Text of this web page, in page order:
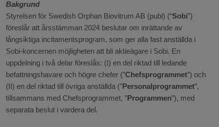
Bakgrund
Styrelsen för Swedish Orphan Biovitrum AB (publ) (“Sobi”)
föreslår att årsstämman 2024 beslutar om inrättande av
långsiktiga incitamentsprogram, som ger alla fast anställda i
Sobi-koncernen möjligheten att bli aktieägare i Sobi. En
uppdelning i två delar föreslås: (I) en del riktad till ledande
befattningshavare och högre chefer (”Chefsprogrammet”) och
(II) en del riktad till övriga anställda (”Personalprogrammet”,
tillsammans med Chefsprogrammet, ”Programmen”), med
separata beslut i vardera del.